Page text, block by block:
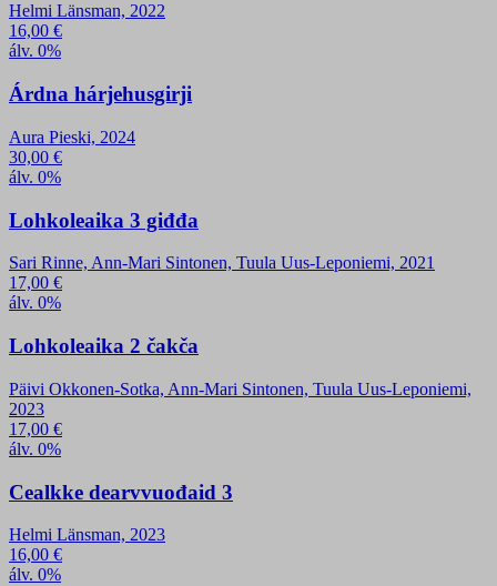
Helmi Länsman, 2022
16,00 €
álv. 0%
Árdna hárjehusgirji
Aura Pieski, 2024
30,00 €
álv. 0%
Lohkoleaika 3 giđđa
Sari Rinne, Ann-Mari Sintonen, Tuula Uus-Leponiemi, 2021
17,00 €
álv. 0%
Lohkoleaika 2 čakča
Päivi Okkonen-Sotka, Ann-Mari Sintonen, Tuula Uus-Leponiemi,
2023
17,00 €
álv. 0%
Cealkke dearvvuođaid 3
Helmi Länsman, 2023
16,00 €
álv. 0%